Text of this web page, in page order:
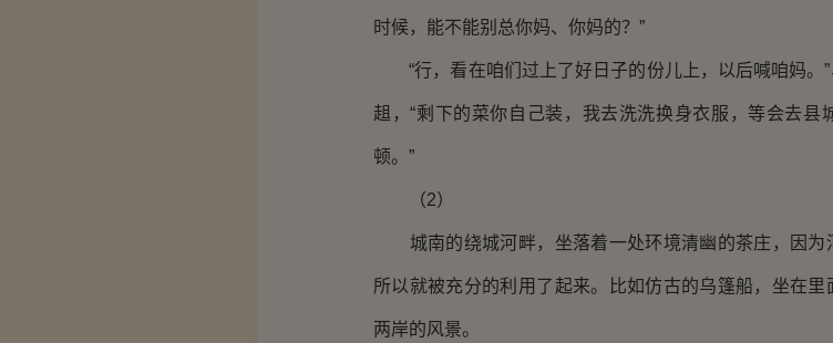
时候，能不能别总你妈、你妈的？”
“行，看在咱们过上了好日子的份儿上，以后喊咱妈。”
趄，“剩下的菜你自己装，我去洗洗换身衣服，等会去
顿。”
（2）
城南的绕城河畔，坐落着一处环境清幽的茶庄，因为
所以就被充分的利用了起来。比如仿古的乌篷船，坐在里
两岸的风景。